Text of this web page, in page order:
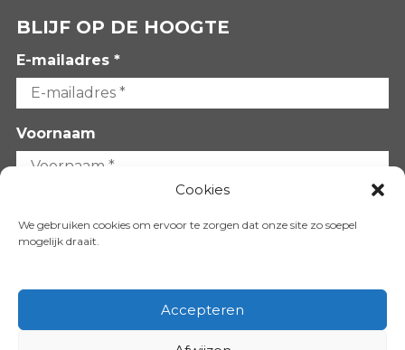
Cookies
We gebruiken cookies om ervoor te zorgen dat onze site zo soepel
mogelijk draait.
Accepteren
BLIJF OP DE HOOGTE
E-mailadres *
Voornaam